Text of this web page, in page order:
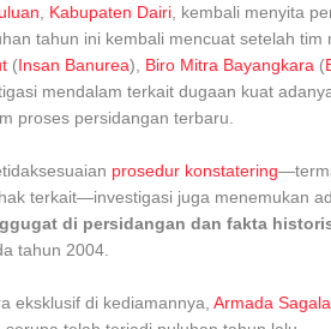
Kabupaten Dairi , kembali menyita
tahun ini kembali mencuat setelah
(Insan Banurea), Biro Mitra Bayangkara (
mendalam terkait dugaan kuat
proses persidangan terbaru.
prosedur konstatering
terkait—investigasi juga menemukan
di persidangan dan fakta
tahun 2004.
eksklusif di kediamannya, Armada Sagala